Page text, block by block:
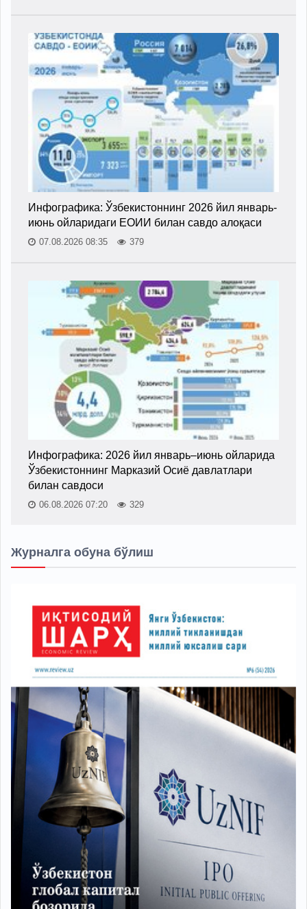
Инфографика: Ўзбекистоннинг 2026 йил январь-
июнь ойларидаги ЕОИИ билан савдо алоқаси
07.08.2026 08:35 379
Инфографика: 2026 йил январь–июнь ойларида
Ўзбекистоннинг Марказий Осиё давлатлари
билан савдоси
06.08.2026 07:20 329
Журналга обуна бўлиш